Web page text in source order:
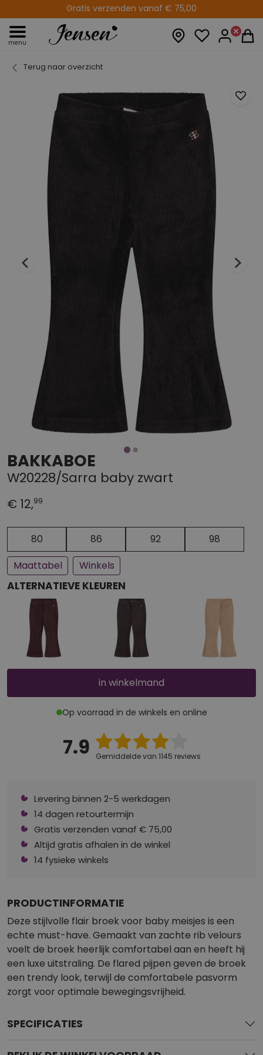
Gratis verzenden vanaf € 75,00
menu
Terug naar overzicht
BAKKABOE
W20228/Sarra baby zwart
€ 12,99
Een paar stuks op voorraad
Bijna uitverkocht
80 86 92
98
Maattabel
Winkels
ALTERNATIEVE KLEUREN
in winkelmand
Op voorraad in de winkels en online
7.9 Gemiddelde van 1145 reviews
Levering binnen 2-5 werkdagen
14 dagen retourtermijn
Gratis verzenden vanaf € 75,00
Altijd gratis afhalen in de winkel
14 fysieke winkels
PRODUCTINFORMATIE
Deze stijlvolle flair broek voor baby meisjes is een
echte must-have. Gemaakt van zachte rib velours
voelt de broek heerlijk comfortabel aan en heeft hij
een luxe uitstraling. De flared pijpen geven de broek
een trendy look, terwijl de comfortabele pasvorm
zorgt voor optimale bewegingsvrijheid.
SPECIFICATIES